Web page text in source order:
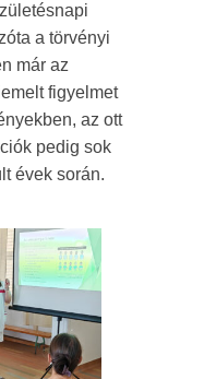
a törvényi
már az
figyelmet
az ott
pedig sok
évek során.